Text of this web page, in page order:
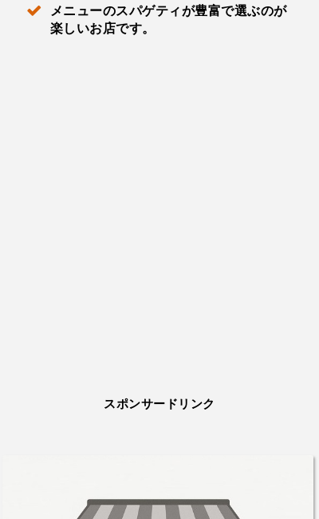
メニューのスパゲティが豊富で選ぶのが
楽しいお店です。
スポンサードリンク